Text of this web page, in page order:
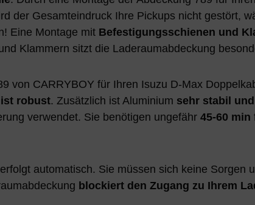
der Gesamteindruck Ihre Pickups nicht gestört,
Eine Montage mit Befestigungsschienen und
Klammern sitzt die Laderaumabdeckung
von CARRYBOY für Ihren Isuzu D-Max
robust. Zusätzlich ist Aluminium sehr stabil
verwendet. Sie benötigen ungefähr 45-60 min
automatisch. Sie müssen sich keine Sorgen
blockiert den Zugang zu Ihrem